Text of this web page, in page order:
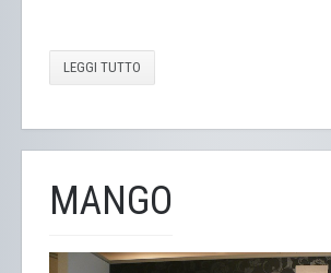
LEGGI TUTTO
MANGO